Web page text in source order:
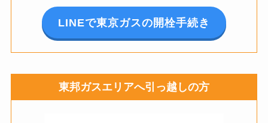
LINEで東京ガスの開栓手続き
東邦ガスエリアへ引っ越しの方